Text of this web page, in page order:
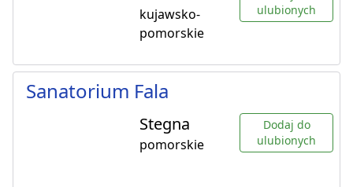
kujawsko-
pomorskie
ulubionych
Sanatorium Fala
Stegna
pomorskie
Dodaj do
ulubionych